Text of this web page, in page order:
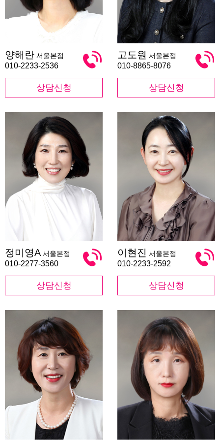
해
란
양해란 서울본점
010-2233-2536
상담신청
도
원
고도원 서울본점
010-8865-8076
상담신청
미
영
정미영A 서울본점
010-2277-3560
상담신청
현
진
이현진 서울본점
010-2233-2592
상담신청